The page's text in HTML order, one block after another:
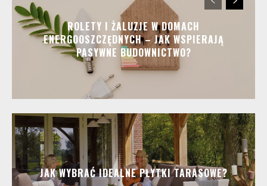
ROLETY I ŻALUZJE W DOMACH
ENERGOOSZCZĘDNYCH – JAK WSPIERAJĄ
PASYWNE BUDOWNICTWO?
JAK WYBRAĆ IDEALNE PŁYTKI TARASOWE?